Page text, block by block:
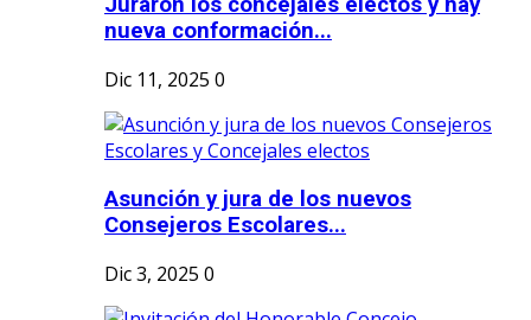
Juraron los concejales electos y hay
nueva conformación...
Dic 11, 2025 0
Asunción y jura de los nuevos
Consejeros Escolares...
Dic 3, 2025 0